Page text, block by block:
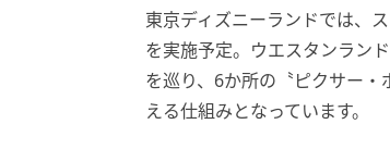
東京ディズニーランドでは、
を実施予定。ウエスタンラン
を巡り、6か所の〝ピクサー
える仕組みとなっています。